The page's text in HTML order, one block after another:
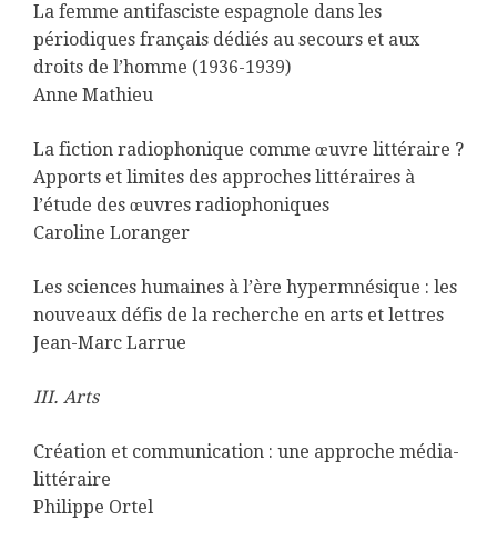
La femme antifasciste espagnole dans les
périodiques français dédiés au secours et aux
droits de l’homme (1936-1939)
Anne Mathieu
La fiction radiophonique comme œuvre littéraire ?
Apports et limites des approches littéraires à
l’étude des œuvres radiophoniques
Caroline Loranger
Les sciences humaines à l’ère hypermnésique : les
nouveaux défis de la recherche en arts et lettres
Jean-Marc Larrue
III. Arts
Création et communication : une approche média-
littéraire
Philippe Ortel